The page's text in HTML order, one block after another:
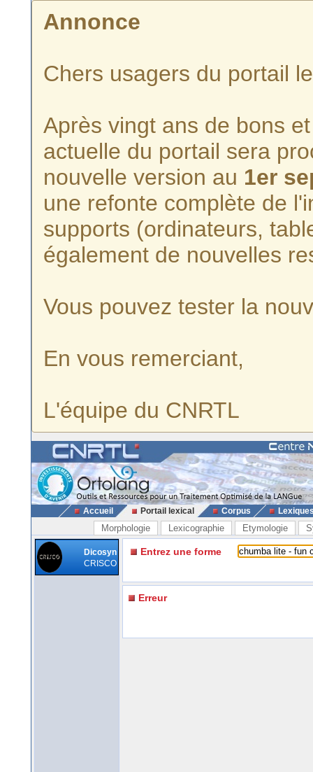
Annonce
Chers usagers du portail
Après vingt ans de bons
actuelle du portail sera
nouvelle version au 1er
une refonte complète de
supports (ordinateurs,
également de nouvelles
Vous pouvez tester la
En vous remerciant,
L'équipe du CNRTL
Accueil Portail lexical Corpus
Morphologie Lexicographie Etymologie
Dicosyn
CRISCO
Entrez une forme
Erreur